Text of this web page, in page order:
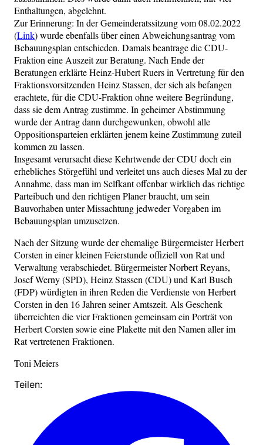
Enthaltungen, abgelehnt.
Zur Erinnerung: In der Gemeinderatssitzung vom 08.02.2022
(Link) wurde ebenfalls über einen Abweichungsantrag vom
Bebauungsplan entschieden. Damals beantrage die CDU-
Fraktion eine Auszeit zur Beratung. Nach Ende der
Beratungen erklärte Heinz-Hubert Ruers in Vertretung für den
Fraktionsvorsitzenden Heinz Stassen, der sich als befangen
erachtete, für die CDU-Fraktion ohne weitere Begründung,
dass sie dem Antrag zustimme. In geheimer Abstimmung
wurde der Antrag dann durchgewunken, obwohl alle
Oppositionsparteien erklärten jenem keine Zustimmung zuteil
kommen zu lassen.
Insgesamt verursacht diese Kehrtwende der CDU doch ein
erhebliches Störgefühl und verleitet uns auch dieses Mal zu der
Annahme, dass man im Selfkant offenbar wirklich das richtige
Parteibuch und den richtigen Planer braucht, um sein
Bauvorhaben unter Missachtung jedweder Vorgaben im
Bebauungsplan umzusetzen.
Nach der Sitzung wurde der ehemalige Bürgermeister Herbert
Corsten in einer kleinen Feierstunde offiziell von Rat und
Verwaltung verabschiedet. Bürgermeister Norbert Reyans,
Josef Werny (SPD), Heinz Stassen (CDU) und Karl Busch
(FDP) würdigten in ihren Reden die Verdienste von Herbert
Corsten in den 16 Jahren seiner Amtszeit. Als Geschenk
überreichten die vier Fraktionen gemeinsam ein Porträt von
Herbert Corsten sowie eine Plakette mit den Namen aller im
Rat vertretenen Fraktionen.
Toni Meiers
Teilen: